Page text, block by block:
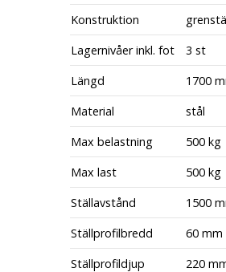
Konstruktion
Lagernivåer inkl. fot
3 st
Längd
1700
Material
stål
Max belastning
500 kg
Max last
500 kg
Ställavstånd
1500
Ställprofilbredd
60 mm
Ställprofildjup
220